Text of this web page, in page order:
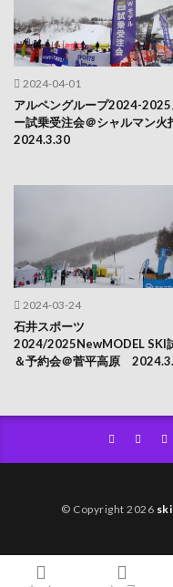
2024-04-01
アルペングループ2024-2025
ー試乗受注会＠シャルマン
2024.3.30
2024-03-24
石井スポーツ
2024/2025NewMODEL SKI
＆予約会＠菅平高原
© Copyright 2026